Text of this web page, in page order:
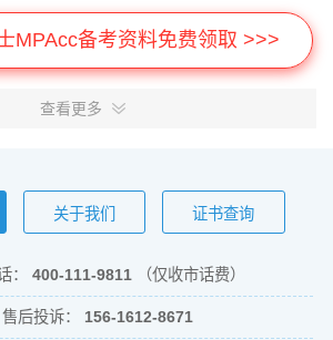
MPAcc备考资料免费领取 >>>
查看更多
关于我们 证书查询
： 400-111-9811 （仅收市话费）
售后投诉： 156-1612-8671